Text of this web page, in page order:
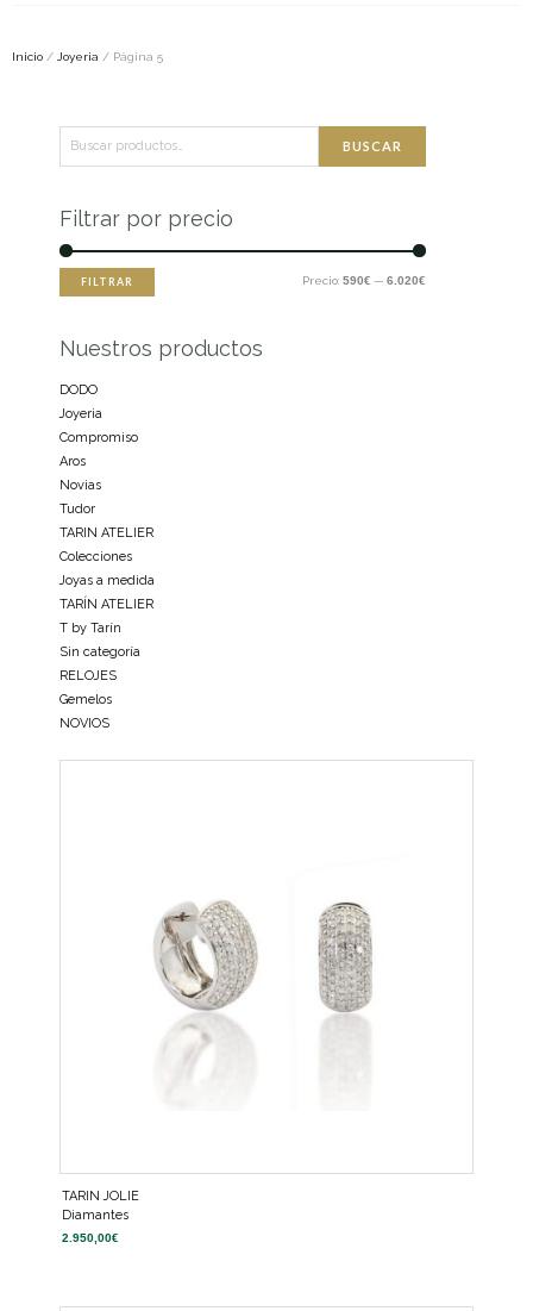
Inicio / Joyeria / Página 5
por:
BUSCAR
Filtrar por precio
FILTRAR Precio: 590€ — 6.020€
Nuestros productos
DODO
Joyeria
Compromiso
Aros
Novias
Tudor
TARIN ATELIER
Colecciones
Joyas a medida
TARÍN ATELIER
T by Tarín
Sin categoría
RELOJES
Gemelos
NOVIOS
TARIN JOLIE
Diamantes
2.950,00€